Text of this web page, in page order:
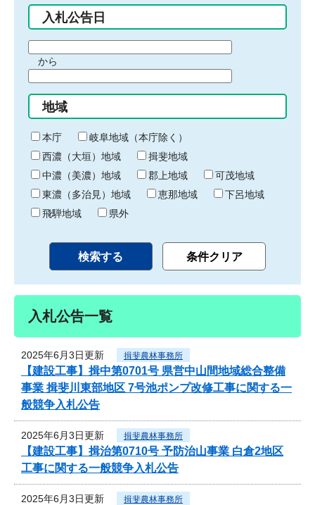
入札公告日
間
始
り
から
間
終
わ
り
地域
本庁
岐阜地域（本庁除く）
西濃（大垣）地域
揖斐地域
中濃（美濃）地域
郡上地域
可茂地域
東濃（多治見）地域
恵那地域
下呂地域
飛騨地域
県外
入札公告一覧
2025年6月3日更新 揖斐農林事務所
【建設工事】揖中第0701号 県営中山間地域総合整備
事業 揖斐川東部地区 7号池ポンプ改修工事に関する一
般競争入札公告
2025年6月3日更新 揖斐農林事務所
【建設工事】揖治第0710号 予防治山事業 白倉2地区
工事に関する一般競争入札公告
2025年6月3日更新 揖斐農林事務所